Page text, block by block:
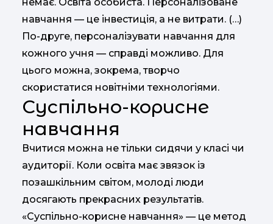
навчання — це інвестиція, а не витрати. (…)
По-друге, персоналізувати навчання для
кожного учня — справді можливо. Для
цього можна, зокрема, творчо
скористатися новітніми технологіями.
Суспільно-корисне
навчання
Вчитися можна не тільки сидячи у класі чи
аудиторії. Коли освіта має звязок із
позашкільним світом, молоді люди
досягають прекрасних результатів.
«Суспільно-корисне навчання» — це метод